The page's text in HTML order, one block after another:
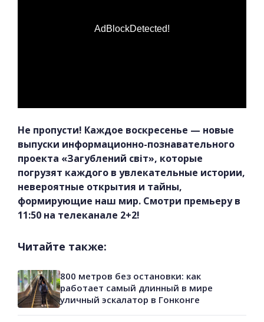
AdBlockDetected!
Не пропусти! Каждое воскресенье — новые
выпуски информационно-познавательного
проекта «Загублений світ», которые
погрузят каждого в увлекательные истории,
невероятные открытия и тайны,
формирующие наш мир. Смотри премьеру в
11:50 на телеканале 2+2!
Читайте также:
800 метров без остановки: как
работает самый длинный в мире
уличный эскалатор в Гонконге